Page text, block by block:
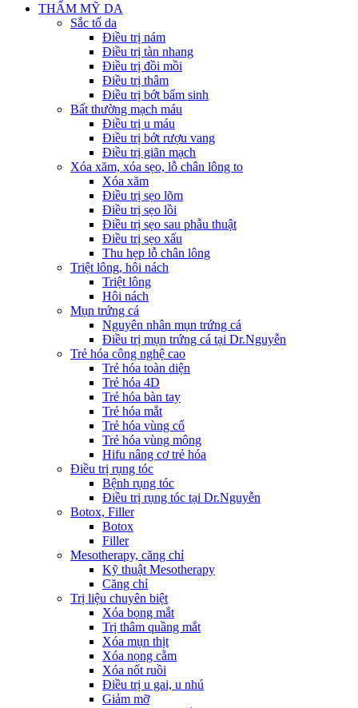
THẨM MỸ DA
Sắc tố da
Điều trị nám
Điều trị tàn nhang
Điều trị đồi mồi
Điều trị thâm
Điều trị bớt bẩm sinh
Bất thường mạch máu
Điều trị u máu
Điều trị bớt rượu vang
Điều trị giãn mạch
Xóa xăm, xóa sẹo, lỗ chân lông to
Xóa xăm
Điều trị sẹo lõm
Điều trị sẹo lồi
Điều trị sẹo sau phẫu thuật
Điều trị sẹo xấu
Thu hẹp lỗ chân lông
Triệt lông, hôi nách
Triệt lông
Hôi nách
Mụn trứng cá
Nguyên nhân mụn trứng cá
Điều trị mụn trứng cá tại Dr.Nguyễn
Trẻ hóa công nghệ cao
Trẻ hóa toàn diện
Trẻ hóa 4D
Trẻ hóa bàn tay
Trẻ hóa mắt
Trẻ hóa vùng cổ
Trẻ hóa vùng mông
Hifu nâng cơ trẻ hóa
Điều trị rụng tóc
Bệnh rụng tóc
Điều trị rụng tóc tại Dr.Nguyễn
Botox, Filler
Botox
Filler
Mesotherapy, căng chỉ
Kỹ thuật Mesotherapy
Căng chỉ
Trị liệu chuyên biệt
Xóa bọng mắt
Trị thâm quầng mắt
Xóa mụn thịt
Xóa nọng cằm
Xóa nốt ruồi
Điều trị u gai, u nhú
Giảm mỡ